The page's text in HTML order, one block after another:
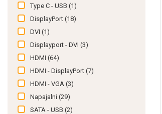
Type C - USB (1)
DisplayPort (18)
DVI (1)
Displayport - DVI (3)
HDMI (64)
HDMI - DisplayPort (7)
HDMI - VGA (3)
Napajalni (29)
SATA - USB (2)